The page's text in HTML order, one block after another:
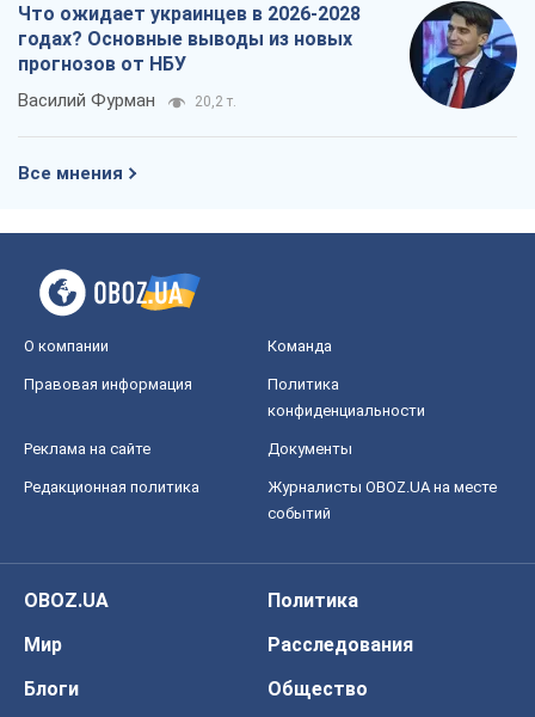
Что ожидает украинцев в 2026-2028
годах? Основные выводы из новых
прогнозов от НБУ
Василий Фурман 20,2 т.
Все мнения
О компании Команда
Правовая информация
Политика
конфиденциальности
Реклама на сайте Документы
Редакционная политика
Журналисты OBOZ.UA на месте
событий
OBOZ.UA
Политика
Мир
Расследования
Блоги
Общество